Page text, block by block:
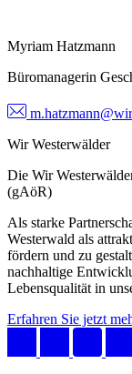
Myriam Hatzmann
Büromanagerin
Wir Westerwälder
Die Wir
(gAöR)
Als starke
Westerwald als
fördern und zu
nachhaltige
Lebensqualität in
Erfahren Sie jetzt